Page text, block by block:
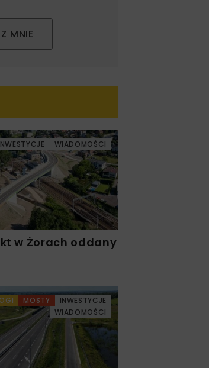
MNIE
WIADOMOŚCI
w Żorach oddany
MOSTY
INWESTYCJE
WIADOMOŚCI